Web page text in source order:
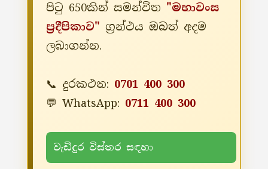
පිටු 650කින් සමන්විත "මහාවංස
ප්‍රදීපිකාව" ග්‍රන්ථය ඔබත් අදම
ලබාගන්න.
📞 දුරකථන: 0701 400 300
💬 WhatsApp: 0711 400 300
වැඩිදුර විස්තර සඳහා